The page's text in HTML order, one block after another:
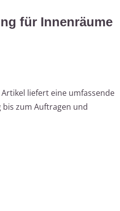
für Innenräume
liefert eine umfassende
zum Auftragen und